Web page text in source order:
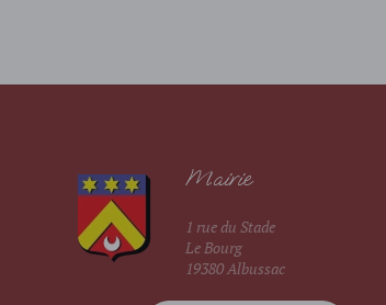
Mairie
1 rue du Stade
Le Bourg
19380 Albussac